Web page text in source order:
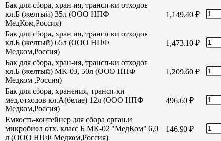
Бак для сбора, хран-ия, трансп-ки отходов
кл.Б (желтый) 35л (ООО НПФ
МедКом,Россия)
1,149.40 ₽
Бак для сбора, хран-ия, трансп-ки отходов
кл.Б (желтый) 65л (ООО НПФ
Медком,Россия)
1,473.10 ₽
Бак для сбора, хран-ия, трансп-ки отходов
кл.Б (желтый) МК-03, 50л (ООО НПФ
Медком ,Россия)
1,209.60 ₽
Бак для сбора, хранения, трансп-ки
мед.отходов кл.А(белае) 12л (ООО НПФ
Медком,Россия)
496.60 ₽
Емкость-контейнер для сбора орган.и
микробиол отх. класс Б МК-02 "МедКом" 6,0
л (ООО НПФ Медком,Россия)
146.90 ₽